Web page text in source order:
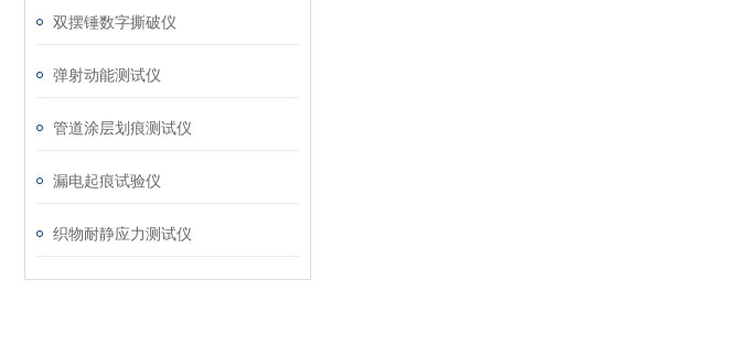
双摆锤数字撕破仪
弹射动能测试仪
管道涂层划痕测试仪
漏电起痕试验仪
织物耐静应力测试仪